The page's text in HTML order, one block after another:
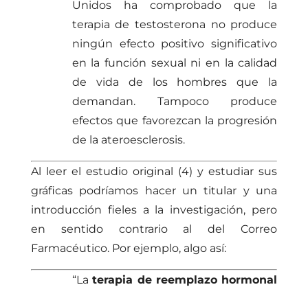
Unidos ha comprobado que la
terapia de testosterona no produce
ningún efecto positivo significativo
en la función sexual ni en la calidad
de vida de los hombres que la
demandan. Tampoco produce
efectos que favorezcan la progresión
de la ateroesclerosis.
Al leer el estudio original (4) y estudiar sus
gráficas podríamos hacer un titular y una
introducción fieles a la investigación, pero
en sentido contrario al del Correo
Farmacéutico. Por ejemplo, algo así:
“Laterapia de reemplazo hormonal